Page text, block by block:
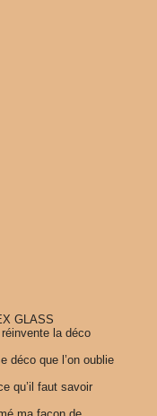
GLASS
la déco
déco que l’on oublie
qu’il faut savoir